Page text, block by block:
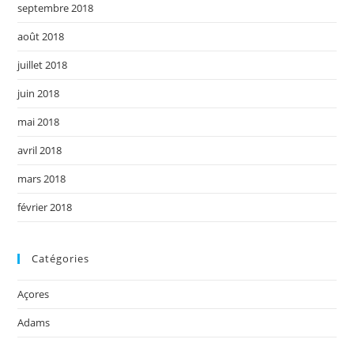
septembre 2018
août 2018
juillet 2018
juin 2018
mai 2018
avril 2018
mars 2018
février 2018
Catégories
Açores
Adams